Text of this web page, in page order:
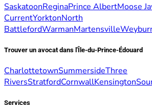
SaskatoonReginaPrince AlbertMoose
CurrentYorktonNorth
BattlefordWarmanMartensville
Trouver un avocat dans l'Île-du-Prince-Édouard
CharlottetownSummersideThree
RiversStratfordCornwallKensington
Services